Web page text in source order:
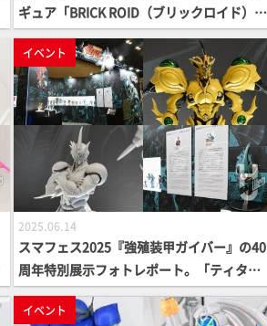
ギュア「BRICK ROID（ブリックロイド）」
が初展示！「エヴァンゲリオン」「鉄人28
号」「マジンガーZ」「鋼鉄ジーグ」シリ
ーズが登場【スマイルフェス2025 東京】
イベント
2025.06.14
スマフェス2025『強殖装甲ガイバー』の40
周年特別展示フォトレポート。「ティタノ
マキア」コラボアイテムやfigma「ガイバ
ーギガンティック」も展示！【スマイルフ
イベント